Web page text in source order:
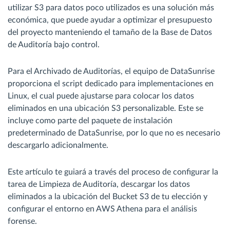
utilizar S3 para datos poco utilizados es una solución más
económica, que puede ayudar a optimizar el presupuesto
del proyecto manteniendo el tamaño de la Base de Datos
de Auditoría bajo control.
Para el Archivado de Auditorías, el equipo de DataSunrise
proporciona el script dedicado para implementaciones en
Linux, el cual puede ajustarse para colocar los datos
eliminados en una ubicación S3 personalizable. Este se
incluye como parte del paquete de instalación
predeterminado de DataSunrise, por lo que no es necesario
descargarlo adicionalmente.
Este artículo te guiará a través del proceso de configurar la
tarea de Limpieza de Auditoría, descargar los datos
eliminados a la ubicación del Bucket S3 de tu elección y
configurar el entorno en AWS Athena para el análisis
forense.